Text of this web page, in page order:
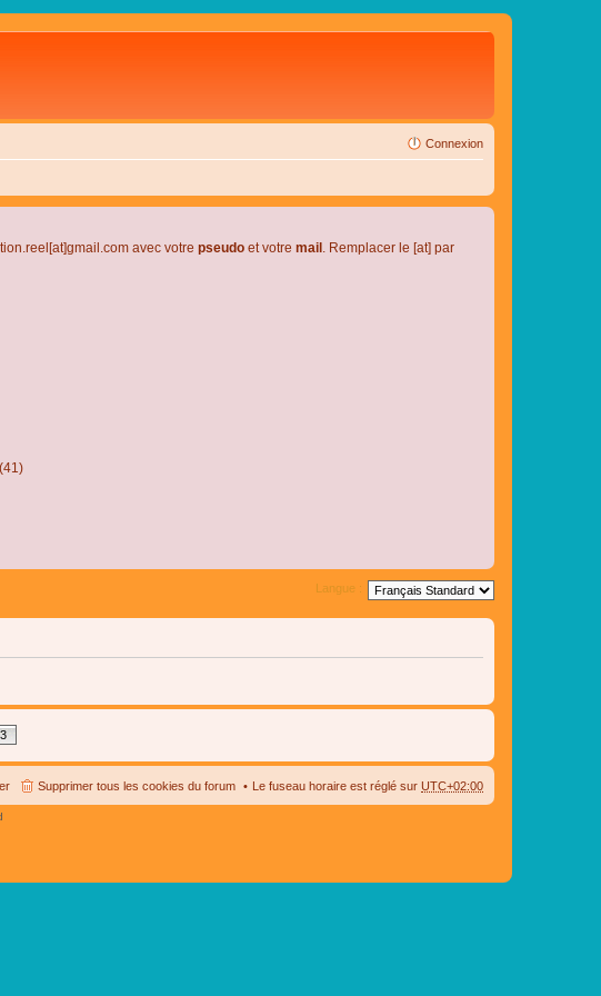
Connexion
avec votre pseudo et votre mail . Remplacer le [at] par
Langue :
Le fuseau horaire est réglé sur UTC+02:00
Supprimer tous les cookies du forum